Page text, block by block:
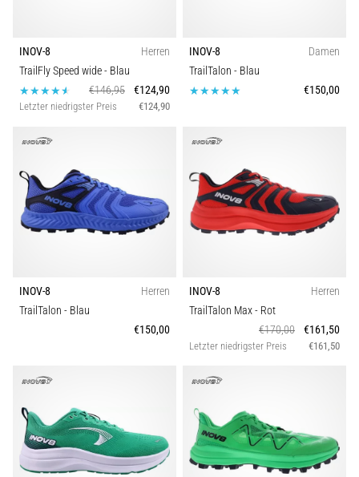
INOV-8
Herren
TrailFly Speed wide- Blau
€146,95
€124,90
Letzter niedrigster Preis €124,90
INOV-8
Damen
TrailTalon - Blau
€150,00
INOV-8
Herren
TrailTalon - Blau
€150,00
INOV-8
Herren
TrailTalon Max- Rot
€170,00
€161,50
Letzter niedrigster Preis €161,50